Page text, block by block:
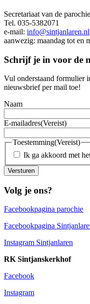
Secretariaat van de parochie
Tel. 035-5382071
e-mail: info@sintjanlaren.nl
aanwezig: maandag tot en
Schrijf je in voor de
Vul onderstaand formulier
nieuwsbrief per mail toe!
Naam
E-mailadres(Vereist)
Toestemming(Vereist)
Ik ga akkoord met
Versturen
Volg je ons?
Facebookpagina parochie
Facebookpagina
Instagram Sintjanlaren
RK Sintjanskerkhof
Facebook
Instagram